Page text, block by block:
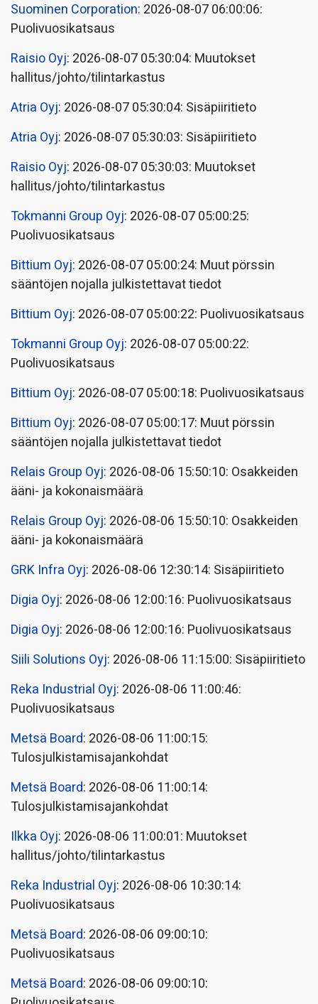
Suominen Corporation: 2026-08-07 06:00:06:
Puolivuosikatsaus
Raisio Oyj: 2026-08-07 05:30:04: Muutokset
hallitus/johto/tilintarkastus
Atria Oyj: 2026-08-07 05:30:04: Sisäpiiritieto
Atria Oyj: 2026-08-07 05:30:03: Sisäpiiritieto
Raisio Oyj: 2026-08-07 05:30:03: Muutokset
hallitus/johto/tilintarkastus
Tokmanni Group Oyj: 2026-08-07 05:00:25:
Puolivuosikatsaus
Bittium Oyj: 2026-08-07 05:00:24: Muut pörssin
sääntöjen nojalla julkistettavat tiedot
Bittium Oyj: 2026-08-07 05:00:22: Puolivuosikatsaus
Tokmanni Group Oyj: 2026-08-07 05:00:22:
Puolivuosikatsaus
Bittium Oyj: 2026-08-07 05:00:18: Puolivuosikatsaus
Bittium Oyj: 2026-08-07 05:00:17: Muut pörssin
sääntöjen nojalla julkistettavat tiedot
Relais Group Oyj: 2026-08-06 15:50:10: Osakkeiden
ääni- ja kokonaismäärä
Relais Group Oyj: 2026-08-06 15:50:10: Osakkeiden
ääni- ja kokonaismäärä
GRK Infra Oyj: 2026-08-06 12:30:14: Sisäpiiritieto
Digia Oyj: 2026-08-06 12:00:16: Puolivuosikatsaus
Digia Oyj: 2026-08-06 12:00:16: Puolivuosikatsaus
Siili Solutions Oyj: 2026-08-06 11:15:00: Sisäpiiritieto
Reka Industrial Oyj: 2026-08-06 11:00:46:
Puolivuosikatsaus
Metsä Board: 2026-08-06 11:00:15:
Tulosjulkistamisajankohdat
Metsä Board: 2026-08-06 11:00:14:
Tulosjulkistamisajankohdat
Ilkka Oyj: 2026-08-06 11:00:01: Muutokset
hallitus/johto/tilintarkastus
Reka Industrial Oyj: 2026-08-06 10:30:14:
Puolivuosikatsaus
Metsä Board: 2026-08-06 09:00:10:
Puolivuosikatsaus
Metsä Board: 2026-08-06 09:00:10: